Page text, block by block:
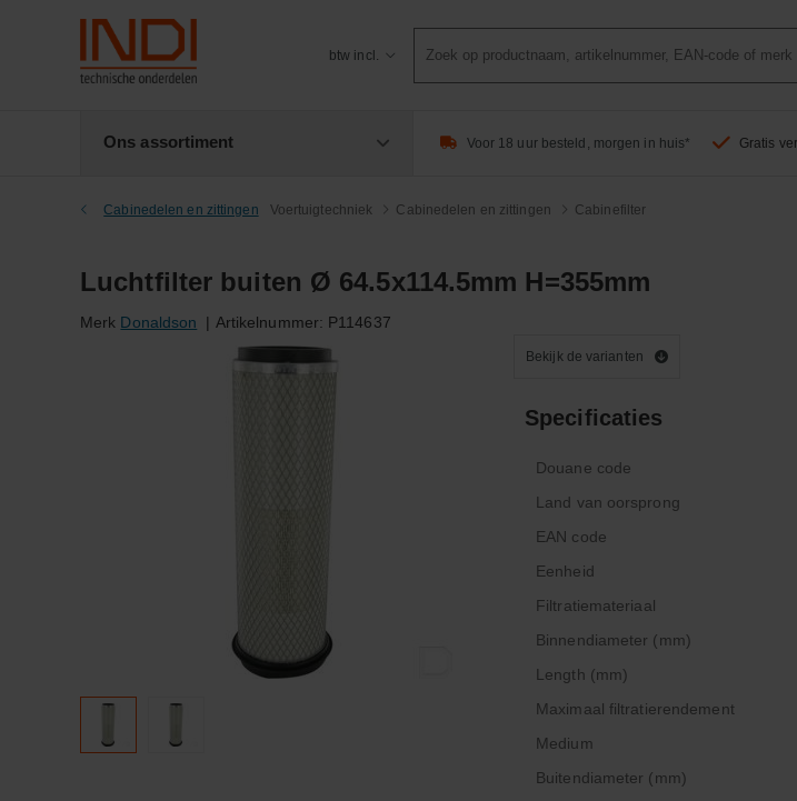
btw incl.
zoeken
Ons assortiment Voor 18 uur besteld, morgen in huis* Gratis
Cabinedelen en zittingen Voertuigtechniek Cabinedelen en zittingen Cabinefilter
Luchtfilter buiten Ø 64.5x114.5mm H=355mm
Merk Donaldson | Artikelnummer: P114637
Bekijk de varianten
Specificaties
Douane code
Land van oorsprong
EAN code
Eenheid
Filtratiemateriaal
Binnendiameter (mm)
Length (mm)
Maximaal filtratierendement
Medium
Buitendiameter (mm)